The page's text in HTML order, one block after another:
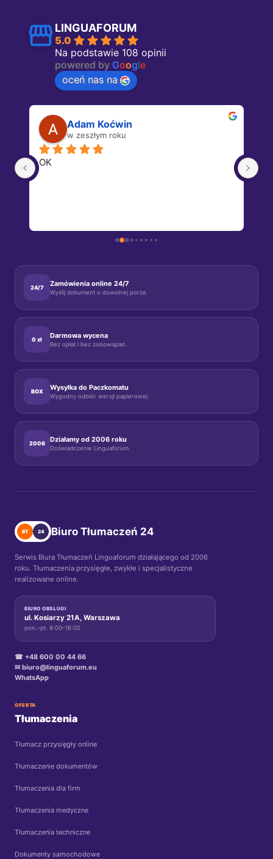
LINGUAFORUM
5.0
Na podstawie 108 opinii
powered by Google
oceń nas na
Adam Koćwin
w zeszłym roku
OK
24/7 Zamówienia online 24/7
Wyślij dokument o dowolnej porze.
0 zł Darmowa wycena
Bez opłat i bez zobowiązań.
BOX Wysyłka do Paczkomatu
Wygodny odbiór wersji papierowej.
2006 Działamy od 2006 roku
Doświadczenie Linguaforum.
BT 24 Biuro Tłumaczeń 24
Serwis Biura Tłumaczeń Linguaforum działającego od 2006
roku. Tłumaczenia przysięgłe, zwykłe i specjalistyczne
realizowane online.
BIURO OBSŁUGI
ul. Kosiarzy 21A, Warszawa
pon.–pt. 8:00–18:00
☎ +48 600 00 44 66
✉ biuro@linguaforum.eu
WhatsApp
OFERTA
Tłumaczenia
Tłumacz przysięgły online
Tłumaczenie dokumentów
Tłumaczenia dla firm
Tłumaczenia medyczne
Tłumaczenia techniczne
Dokumenty samochodowe